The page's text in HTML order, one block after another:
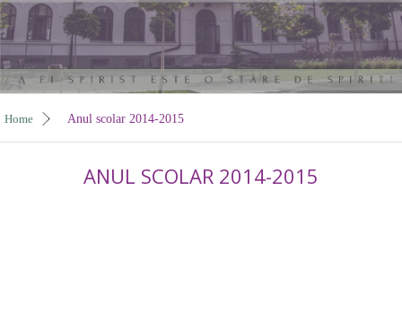
Home Anul scolar 2014-2015
ANUL SCOLAR 2014-2015